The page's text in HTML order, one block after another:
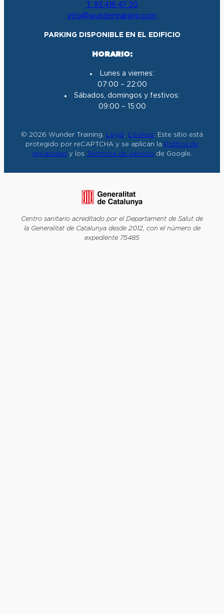
m
o
o
T. 93 418 47 20
info@wundertraining.com
PARKING DISPONIBLE EN EL EDIFICIO
HORARIO:
Lunes a viernes:
07:00 – 22:00
Sábados, domingos y festivos:
09:00 – 15:00
© 2026 Wunder Training. Legal . Cookies. Este sitio está
protegido por reCAPTCHA y se aplican la Política de
privacidad y los Términos de servicio de Google.
Centro sanitario acreditado por el Departament de Salut de
la Generalitat de Catalunya desde 2012, con el número de
expediente 75485